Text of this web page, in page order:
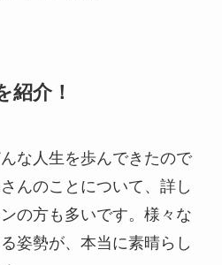
紹介！
な人生を歩んできたので
んのことについて、詳し
の方も多いです。様々な
姿勢が、本当に素晴らし